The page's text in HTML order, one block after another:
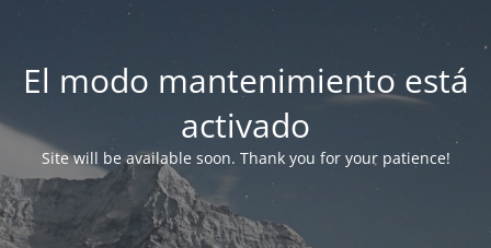
El modo mantenimiento está
activado
Site will be available soon. Thank you for your patience!